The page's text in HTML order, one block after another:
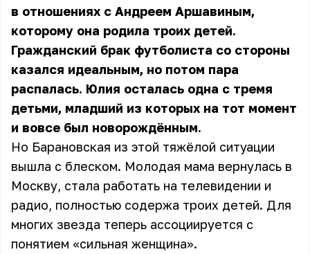
в отношениях с Андреем Аршавиным,
которому она родила троих детей.
Гражданский брак футболиста со стороны
казался идеальным, но потом пара
распалась. Юлия осталась одна с тремя
детьми, младший из которых на тот момент
и вовсе был новорождённым.
Но Барановская из этой тяжёлой ситуации
вышла с блеском. Молодая мама вернулась в
Москву, стала работать на телевидении и
радио, полностью содержа троих детей. Для
многих звезда теперь ассоциируется с
понятием «сильная женщина».